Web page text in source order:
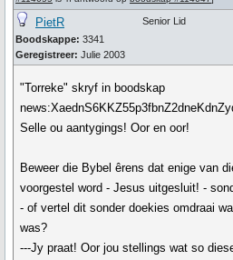
PietR
Boodskappe: 3341
Geregistreer: Julie 2003
Senior Lid
"Torreke" skryf in boodskap
Selle ou aantygings! Oor en oor!
Beweer die Bybel êrens dat enige van
voorgestel word - Jesus uitgesluit! -
- of vertel dit sonder doekies omdraai
was?
---Jy praat! Oor jou stellings wat so